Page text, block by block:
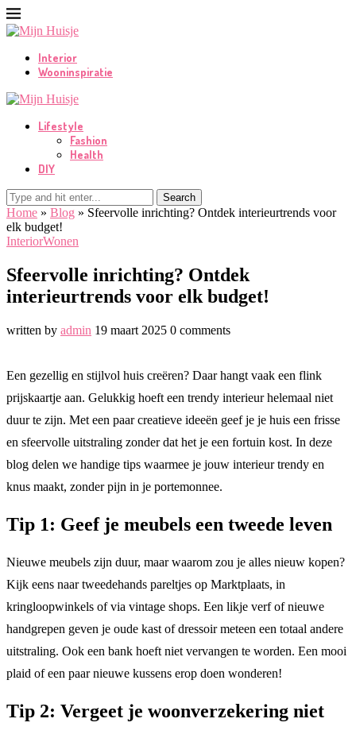
Interior
Wooninspiratie
Lifestyle
Fashion
Health
DIY
Search
Home » Blog » Sfeervolle inrichting? Ontdek interieurtrends voor
elk budget!
InteriorWonen
Sfeervolle inrichting? Ontdek
interieurtrends voor elk budget!
written by admin 19 maart 2025 0 comments
Een gezellig en stijlvol huis creëren? Daar hangt vaak een flink
prijskaartje aan. Gelukkig hoeft een trendy interieur helemaal niet
duur te zijn. Met een paar creatieve ideeën geef je je huis een frisse
en sfeervolle uitstraling zonder dat het je een fortuin kost. In deze
blog delen we handige tips waarmee je jouw interieur trendy en
knus maakt, zonder pijn in je portemonnee.
Tip 1: Geef je meubels een tweede leven
Nieuwe meubels zijn duur, maar waarom zou je alles nieuw kopen?
Kijk eens naar tweedehands pareltjes op Marktplaats, in
kringloopwinkels of via vintage shops. Een likje verf of nieuwe
handgrepen geven je oude kast of dressoir meteen een totaal andere
uitstraling. Ook een bank hoeft niet vervangen te worden. Een mooi
plaid of een paar nieuwe kussens erop doen wonderen!
Tip 2: Vergeet je woonverzekering niet